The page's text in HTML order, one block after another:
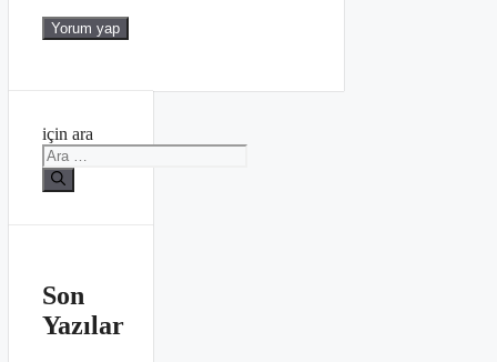
için ara
Son
Yazılar